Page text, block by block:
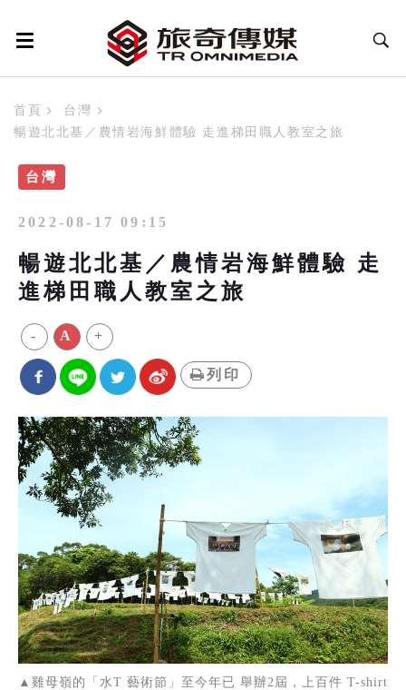
首頁
台灣
暢遊北北基／農情岩海鮮體驗 走進梯田職人教室之旅
台灣
2022-08-17 09:15
暢遊北北基／農情岩海鮮體驗 走
進梯田職人教室之旅
- A +
列印
▲雞母嶺的「水T 藝術節」至今年已 舉辦2屆，上百件 T-shirt